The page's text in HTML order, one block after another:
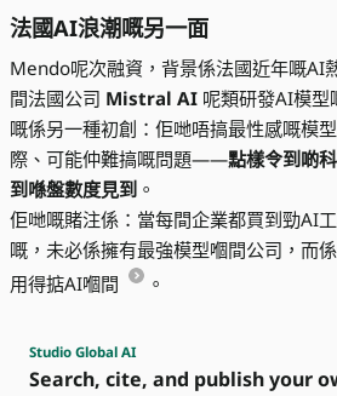
法國AI浪潮嘅另一面
Mendo呢次融資，背景係法國近年嘅AI
間法國公司 Mistral AI 呢類研發AI模
嘅係另一種初創：佢哋唔搞最性感嘅模
際、可能仲難搞嘅問題——點樣令到啲
到喺盤數度見到 。
佢哋嘅賭注係：當每間企業都買到勁AI
嘅，未必係擁有最強模型嗰間公司，而
用得掂AI嗰間
。
Studio Global AI
Search, cite, and publish your